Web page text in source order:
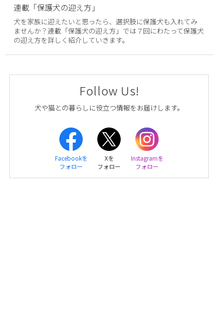
連載「保護犬の迎え方」
犬を家族に迎えたいと思ったら、選択肢に保護犬も入れてみ
ませんか？連載「保護犬の迎え方」では７回にわたって保護犬
の迎え方を詳しく紹介していきます。
Follow Us!
犬や猫との暮らしに役立つ情報をお届けします。
Facebookを
フォロー
Xを
フォロー
Instagramを
フォロー